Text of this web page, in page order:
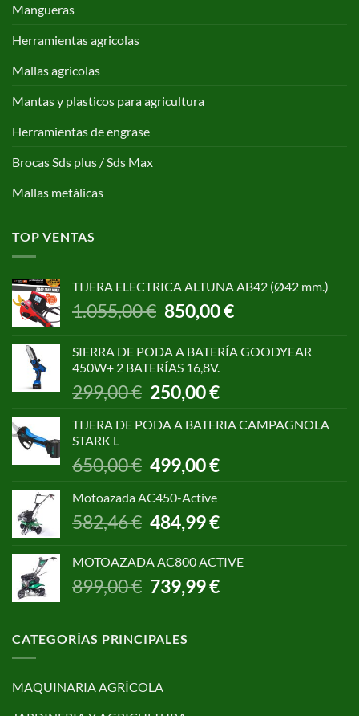
Mangueras
Herramientas agricolas
Mallas agricolas
Mantas y plasticos para agricultura
Herramientas de engrase
Brocas Sds plus / Sds Max
Mallas metálicas
TOP VENTAS
TIJERA ELECTRICA ALTUNA AB42 (Ø42 mm.)
1.055,00€ El
precio
era:
1.055,00 €.
850,00€El
precio
es:
SIERRA DE PODA A BATERÍA GOODYEAR
450W+ 2 BATERÍAS 16,8V.
299,00€ El
precio
original
299,00 €.
250,00€El
precio
actual
250,00 €.
TIJERA DE PODA A BATERIA CAMPAGNOLA
STARK L
650,00€
El
precio
original
650,00 €.
499,00€El
precio
499,00 €.
Motoazada AC450-Active
582,46€
El
precio
era:
582,46 €.
484,99€El
precio
es:
484,99 €.
MOTOAZADA AC800 ACTIVE
899,00€ El
precio
era:
899,00 €.
739,99€El
precio
CATEGORÍAS PRINCIPALES
MAQUINARIA AGRÍCOLA